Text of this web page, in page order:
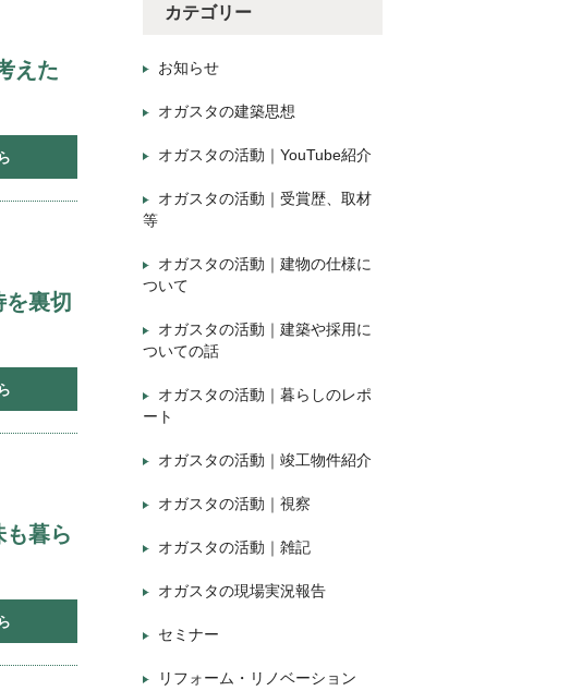
えた
裏切
暮ら
カテゴリー
お知らせ
オガスタの建築思想
オガスタの活動｜YouTube紹介
オガスタの活動｜受賞歴、取材
等
オガスタの活動｜建物の仕様に
ついて
オガスタの活動｜建築や採用に
ついての話
オガスタの活動｜暮らしのレポ
ート
オガスタの活動｜竣工物件紹介
オガスタの活動｜視察
オガスタの活動｜雑記
オガスタの現場実況報告
セミナー
リフォーム・リノベーション